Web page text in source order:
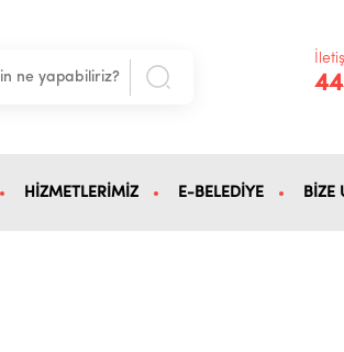
HİZMETLERİMİZ E-BELEDİYE BİZE